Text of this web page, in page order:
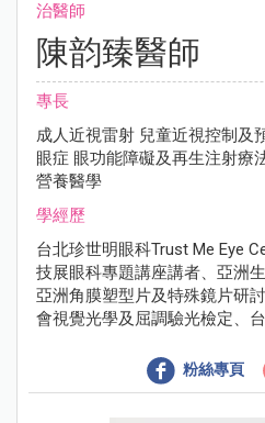
治醫師
陳韵臻醫師
專長
成⼈近視雷射 兒童近視控制及
眼症 眼功能障礙及再⽣注射療
營養醫學
學經歷
台北珍世明眼科Trust Me Eye
技展眼科專題講座講者、亞洲
亞洲⾓膜塑型片及特殊鏡片研
會視覺光學及屈調驗光檢定、
粉絲專頁